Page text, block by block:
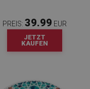
PREIS: 39.99 EUR
JETZT
KAUFEN